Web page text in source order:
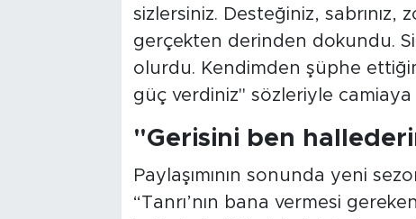
sizlersiniz. Desteğiniz, sabrınız,
gerçekten derinden dokundu.
olurdu. Kendimden şüphe
güç verdiniz" sözleriyle
"Gerisini ben
Paylaşımının sonunda yeni
“Tanrı’nın bana vermesi